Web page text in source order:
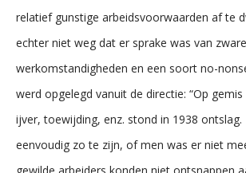
relatief gunstige arbeidsvoorwaarden af te
echter niet weg dat er sprake was van zware
werkomstandigheden en een soort no-
werd opgelegd vanuit de directie: “Op
ijver, toewijding, enz. stond in 1938 ontslag.
eenvoudig zo te zijn, of men was er niet